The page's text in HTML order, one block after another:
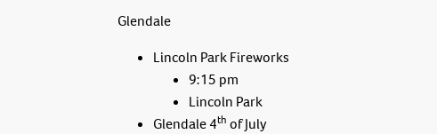
Glendale
Lincoln Park Fireworks
9:15 pm
Lincoln Park
Glendale 4th of July